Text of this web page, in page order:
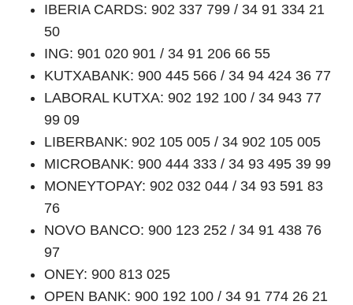
IBERIA CARDS: 902 337 799 / 34 91 334 21
50
ING: 901 020 901 / 34 91 206 66 55
KUTXABANK: 900 445 566 / 34 94 424 36 77
LABORAL KUTXA: 902 192 100 / 34 943 77
99 09
LIBERBANK: 902 105 005 / 34 902 105 005
MICROBANK: 900 444 333 / 34 93 495 39 99
MONEYTOPAY: 902 032 044 / 34 93 591 83
76
NOVO BANCO: 900 123 252 / 34 91 438 76
97
ONEY: 900 813 025
OPEN BANK: 900 192 100 / 34 91 774 26 21